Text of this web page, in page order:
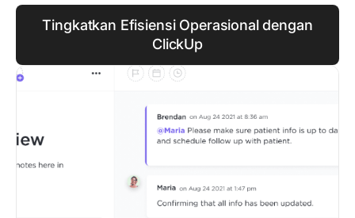
Tingkatkan Efisiensi Operasional dengan
ClickUp